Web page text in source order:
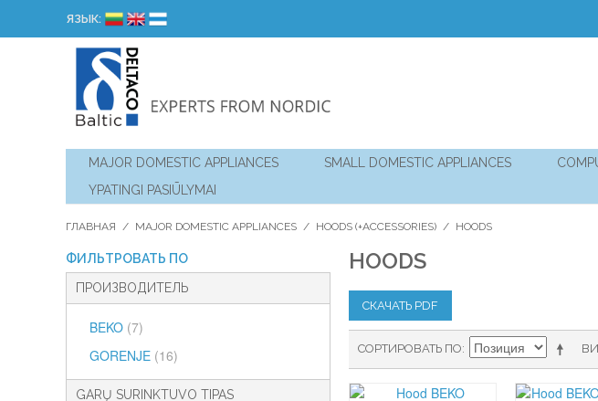
ЯЗЫК:
MAJOR DOMESTIC APPLIANCES SMALL DOMESTIC APPLIANCES
YPATINGI PASIŪLYMAI
ГЛАВНАЯ / MAJOR DOMESTIC APPLIANCES / HOODS (+ACCESSORIES) / HOODS
ФИЛЬТРОВАТЬ ПО
ПРОИЗВОДИТЕЛЬ
BEKO (7)
GORENJE (16)
GARŲ SURINKTUVO TIPAS
HOODS
СКАЧАТЬ PDF
СОРТИРОВАТЬ ПО